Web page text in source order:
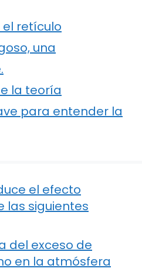
el retículo
una
la teoría
para entender la
el efecto
las siguientes
del exceso de
en la atmósfera